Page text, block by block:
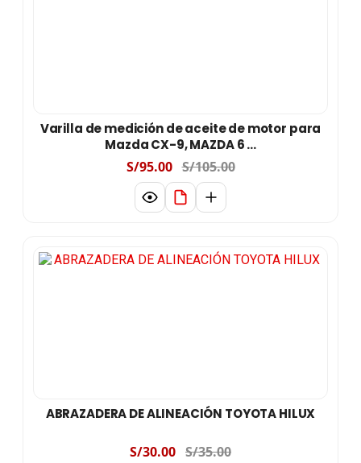
Varilla de medición de aceite de motor para
Mazda CX-9, MAZDA 6 ...
S/95.00 S/105.00
ABRAZADERA DE ALINEACIÓN TOYOTA HILUX
S/30.00 S/35.00